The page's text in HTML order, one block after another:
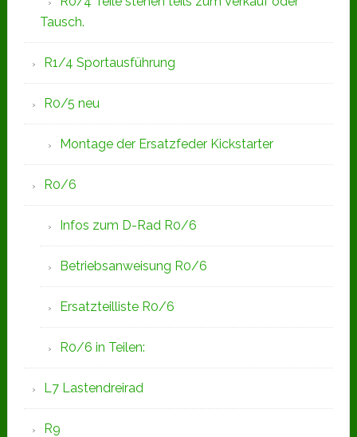
Tausch.
R1/4 Sportausführung
R0/5 neu
Montage der Ersatzfeder Kickstarter
R0/6
Infos zum D-Rad R0/6
Betriebsanweisung R0/6
Ersatzteilliste R0/6
R0/6 in Teilen:
L7 Lastendreirad
R9